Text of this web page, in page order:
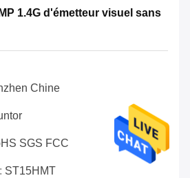
1.4G d'émetteur visuel sans
Chine
SGS FCC
ST15HMT